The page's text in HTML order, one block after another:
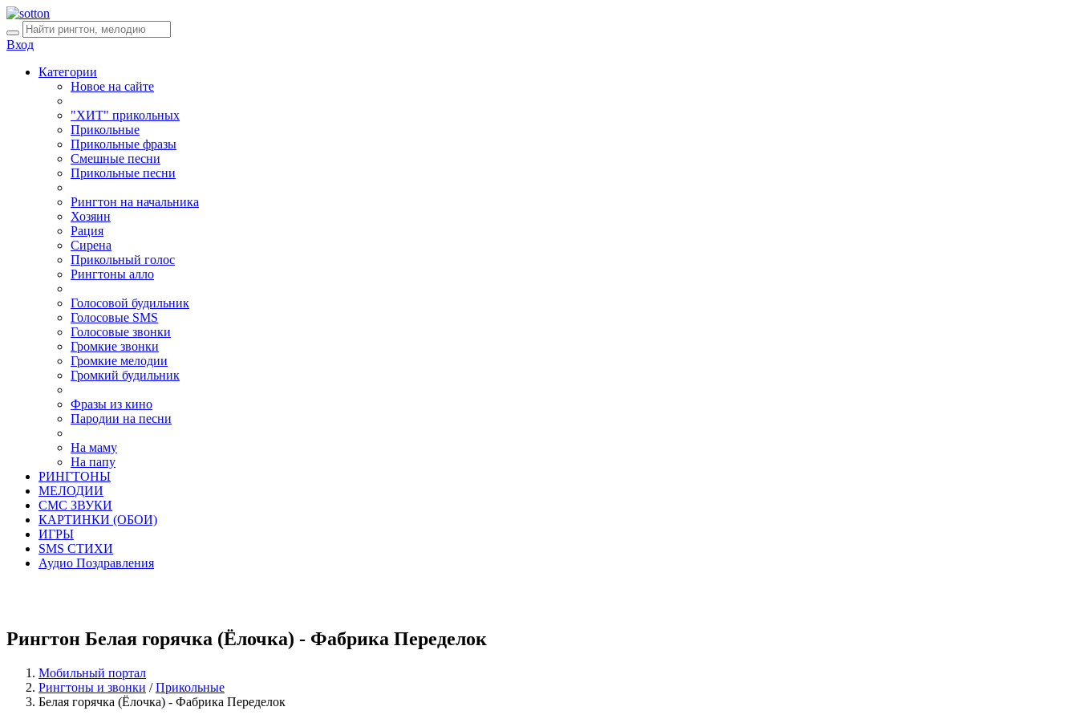
Вход
Категории
Новое на сайте
"ХИТ" прикольных
Прикольные
Прикольные фразы
Смешные песни
Прикольные песни
Рингтон на начальника
Хозяин
Рация
Сирена
Прикольный голос
Рингтоны алло
Голосовой будильник
Голосовые SMS
Голосовые звонки
Громкие звонки
Громкие мелодии
Громкий будильник
Фразы из кино
Пародии на песни
На маму
На папу
РИНГТОНЫ
МЕЛОДИИ
СМС ЗВУКИ
КАРТИНКИ (ОБОИ)
ИГРЫ
SMS СТИХИ
Аудио Поздравления
Рингтон Белая горячка (Ёлочка) - Фабрика Переделок
Мобильный портал
Рингтоны и звонки /Прикольные
Белая горячка (Ёлочка) - Фабрика Переделок